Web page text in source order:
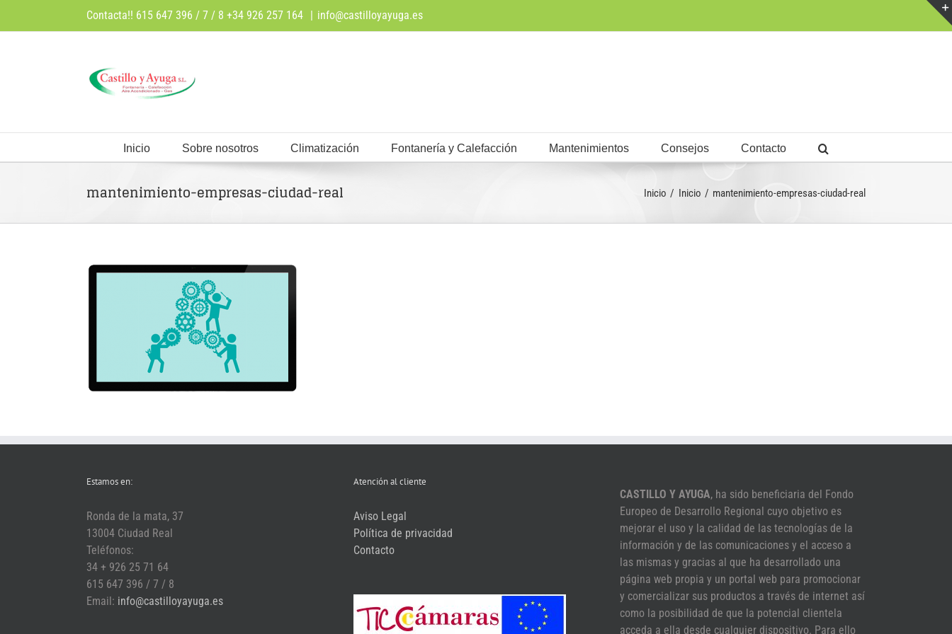
Contacta!! 615 647 396 / 7 / 8 +34 926 257 164 | info@castilloyayuga.es
Inicio Sobre nosotros Climatización Fontanería y Calefacción Mantenimientos Consejos Contacto
mantenimiento-empresas-ciudad-real Inicio Inicio mantenimiento-empresas-ciudad-real
Estamos en:
Ronda de la mata, 37
13004 Ciudad Real
Teléfonos:
34 + 926 25 71 64
615 647 396 / 7 / 8
Email: info@castilloyayuga.es
Atención al cliente
Aviso Legal
Política de privacidad
Contacto
CASTILLO Y AYUGA, ha sido beneficiaria del Fondo
Europeo de Desarrollo Regional cuyo objetivo es
mejorar el uso y la calidad de las tecnologías de la
información y de las comunicaciones y el acceso a
las mismas y gracias al que ha desarrollado una
página web propia y un portal web para promocionar
y comercializar sus productos a través de internet así
como la posibilidad de que la potencial clientela
acceda a ella desde cualquier dispositivo. Para ello